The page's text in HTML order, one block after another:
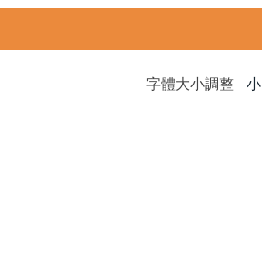
字體大小調整 小